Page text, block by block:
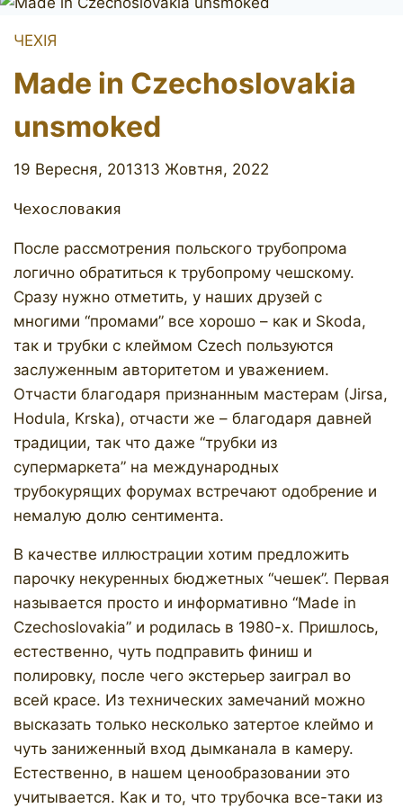
ЧЕХІЯ
Made in Czechoslovakia
unsmoked
19 Вересня, 201313 Жовтня, 2022
Чехословакия
После рассмотрения польского трубопрома
логично обратиться к трубопрому чешскому.
Сразу нужно отметить, у наших друзей с
многими “промами” все хорошо – как и Skoda,
так и трубки с клеймом Czech пользуются
заслуженным авторитетом и уважением.
Отчасти благодаря признанным мастерам (Jirsa,
Hodula, Krska), отчасти же – благодаря давней
традиции, так что даже “трубки из
супермаркета” на международных
трубокурящих форумах встречают одобрение и
немалую долю сентимента.
В качестве иллюстрации хотим предложить
парочку некуренных бюджетных “чешек”. Первая
называется просто и информативно “Made in
Czechoslovakia” и родилась в 1980-х. Пришлось,
естественно, чуть подправить финиш и
полировку, после чего экстерьер заиграл во
всей красе. Из технических замечаний можно
высказать только несколько затертое клеймо и
чуть заниженный вход дымканала в камеру.
Естественно, в нашем ценообразовании это
учитывается. Как и то, что трубочка все-таки из